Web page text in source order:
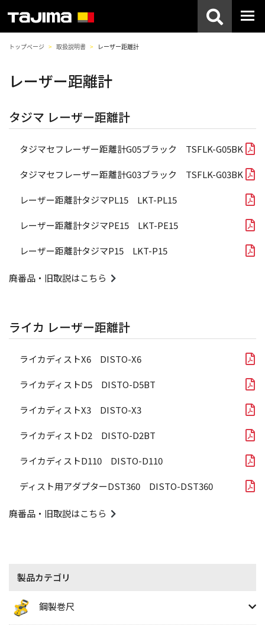
トップページ 取扱説明書 レーザー距離計
レーザー距離計
タジマ レーザー距離計
タジマセフレーザー距離計G05ブラック TSFLK-G05BK
タジマセフレーザー距離計G03ブラック TSFLK-G03BK
レーザー距離計タジマPL15 LKT-PL15
レーザー距離計タジマPE15 LKT-PE15
レーザー距離計タジマP15 LKT-P15
廃番品・旧取説はこちら
ライカ レーザー距離計
ライカディストX6 DISTO-X6
ライカディストD5 DISTO-D5BT
ライカディストX3 DISTO-X3
ライカディストD2 DISTO-D2BT
ライカディストD110 DISTO-D110
ディスト用アダプターDST360 DISTO-DST360
廃番品・旧取説はこちら
製品カテゴリ
鋼製巻尺